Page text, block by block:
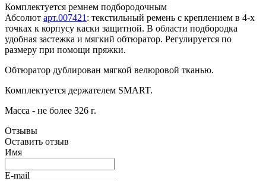
Комплектуется ремнем подбородочным
Абсолют арт.007421 : текстильный ремень с креплением в 4-х
точках к корпусу каски защитной. В области подбородка
удобная застежка и мягкий обтюратор. Регулируется по
размеру при помощи пряжки.
Обтюратор дублирован мягкой велюровой тканью.
Комплектуется держателем SMART.
Масса - не более 326 г.
Отзывы
Оставить отзыв
Имя
E-mail